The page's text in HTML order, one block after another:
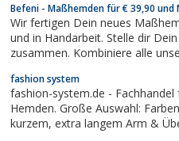
Hemden, Pullover, Anzüge oder Krawatten: Bei TREND MEN
werden Sie fündig. Wir...
Befeni - Maßhemden für € 39,90 und
Wir fertigen Dein neues
und in Handarbeit. Stelle dir
zusammen. Kombiniere alle unsere Stoffe,
Überzeuge Dich von der Befeni
fashion system
fashion-system.de -
Hemden. Große Auswahl: Farben, Formen & Größen, mit
kurzem, extra langem Arm